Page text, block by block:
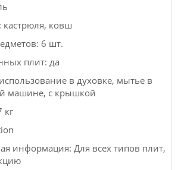
кастрюля, ковш
6 шт.
плит: да
в духовке, мытье в
машине, с крышкой
кг
информация: Для всех типов плит,